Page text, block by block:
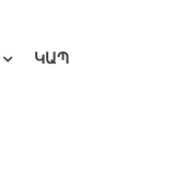
ԿԱՊ